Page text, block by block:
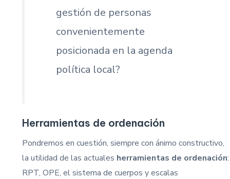
gestión de personas
convenientemente
posicionada en la agenda
política local?
Herramientas de ordenación
Pondremos en cuestión, siempre con ánimo constructivo,
la utilidad de las actuales herramientas de ordenación:
RPT, OPE, el sistema de cuerpos y escalas